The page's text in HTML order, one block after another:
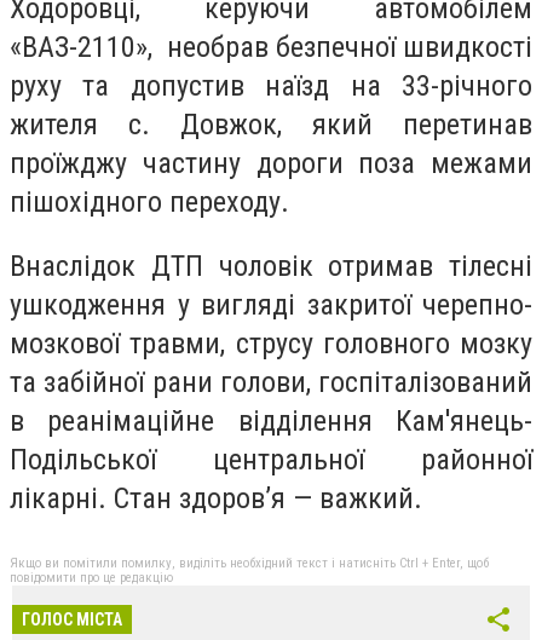
Ходоровці, керуючи автомобілем
«ВАЗ-2110», необрав безпечної швидкості
руху та допустив наїзд на 33-річного
жителя с. Довжок, який перетинав
проїжджу частину дороги поза межами
пішохідного переходу.
Внаслідок ДТП чоловік отримав тілесні
ушкодження у вигляді закритої черепно-
мозкової травми, струсу головного мозку
та забійної рани голови, госпіталізований
в реанімаційне відділення Кам'янець-
Подільської центральної районної
лікарні. Стан здоров’я — важкий.
Якщо ви помітили помилку, виділіть необхідний текст і натисніть Ctrl + Enter, щоб
повідомити про це редакцію
ГОЛОС МІСТА